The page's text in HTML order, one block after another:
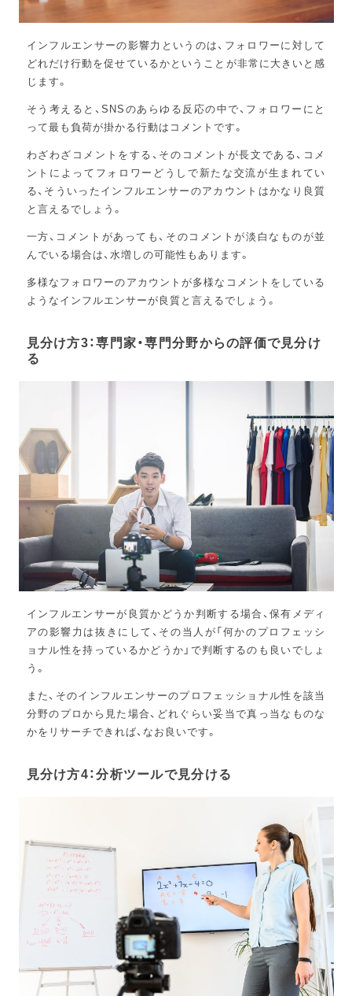
インフルエンサーの影響力というのは、フォロワーに対して
どれだけ行動を促せているかということが非常に大きいと感
じます。
そう考えると、SNSのあらゆる反応の中で、フォロワーにと
って最も負荷が掛かる行動はコメントです。
わざわざコメントをする、そのコメントが長文である、コメ
ントによってフォロワーどうしで新たな交流が生まれてい
る、そういったインフルエンサーのアカウントはかなり良質
と言えるでしょう。
一方、コメントがあっても、そのコメントが淡白なものが並
んでいる場合は、水増しの可能性もあります。
多様なフォロワーのアカウントが多様なコメントをしている
ようなインフルエンサーが良質と言えるでしょう。
見分け方3：専門家・専門分野からの評価で見分け
る
インフルエンサーが良質かどうか判断する場合、保有メディ
アの影響力は抜きにして、その当人が「何かのプロフェッシ
ョナル性を持っているかどうか」で判断するのも良いでしょ
う。
また、そのインフルエンサーのプロフェッショナル性を該当
分野のプロから見た場合、どれぐらい妥当で真っ当なものな
かをリサーチできれば、なお良いです。
見分け方4：分析ツールで見分ける